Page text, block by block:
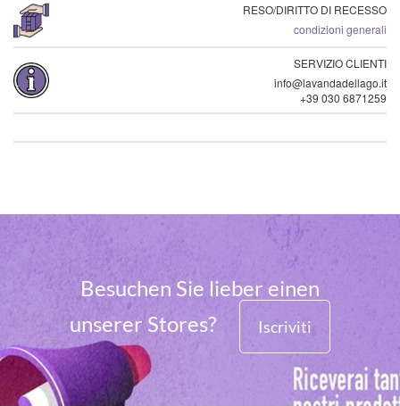
RESO/DIRITTO DI RECESSO
condizioni generali
SERVIZIO CLIENTI
info@lavandadellago.it
+39 030 6871259
Besuchen Sie lieber einen
unserer Stores?
Iscriviti